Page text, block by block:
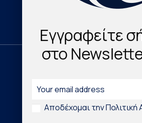
Research & Publications
Cardio Map Greece
International
Νέα Τεχνολογικά Προϊόντα
Digital Health & Innovation
Εγγραφείτε
στο
Αποδέχομαι την